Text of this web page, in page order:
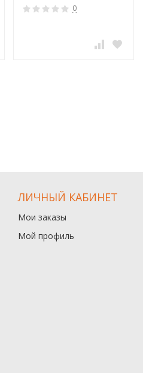
0
ЛИЧНЫЙ КАБИНЕТ
Мои заказы
Мой профиль